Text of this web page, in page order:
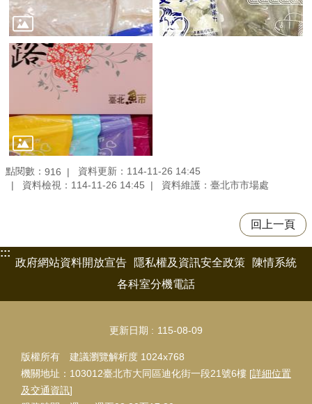
點閱數： 916
資料更新：114-11-26 14:45
資料檢視：114-11-26 14:45
資料維護：臺北市市場處
回上一頁
:::
政府網站資料開放宣告
隱私權及資訊安全政策
陳情系統
各科室分機電話
更新日期 115-08-09
版權所有 建議瀏覽解析度 1024x768
機關地址：103012臺北市大同區迪化街一段21號6樓 [詳細位置
及交通資訊]